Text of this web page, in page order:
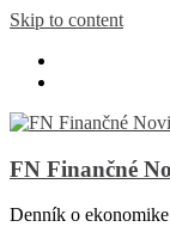
Skip to content
FN Finančné
Denník o